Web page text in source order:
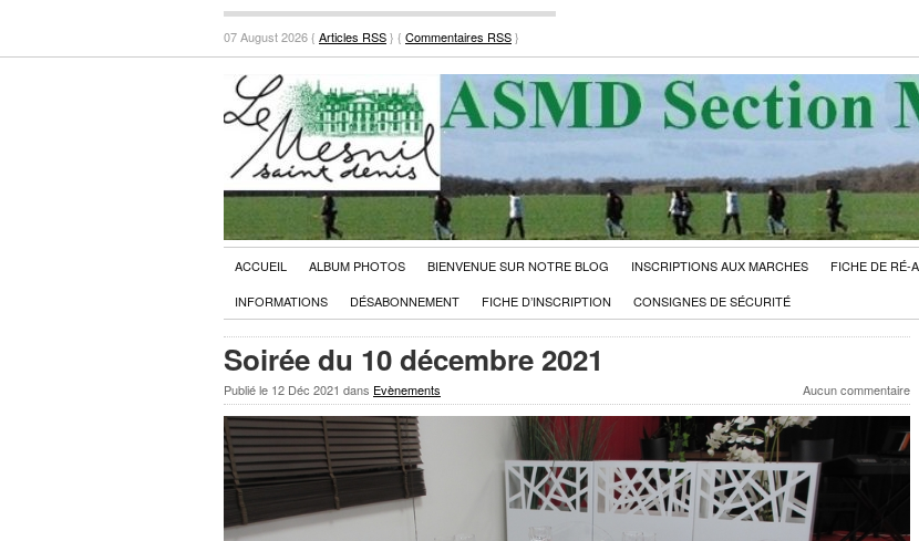
07 August 2026 { Articles RSS} { Commentaires RSS}
ACCUEIL ALBUM PHOTOS BIENVENUE SUR NOTRE BLOG INSCRIPTIONS AUX MARCHES FICHE DE RÉ-
INFORMATIONS
DÉSABONNEMENT FICHE D’INSCRIPTION CONSIGNES DE SÉCURITÉ
Soirée du 10 décembre 2021
Aucun commentaire
Publié le 12 Déc 2021 dans Evènements